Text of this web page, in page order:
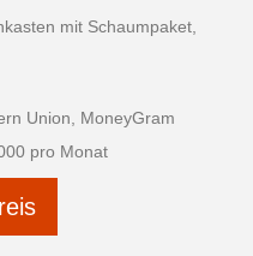
mit Schaumpaket,
Union, MoneyGram
pro Monat